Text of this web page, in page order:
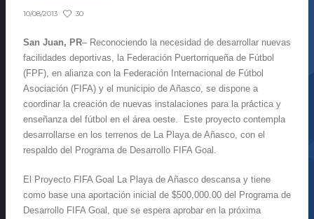
10/08/2013 30
San Juan, PR– Reconociendo la necesidad de desarrollar nuevas
facilidades deportivas, la Federación Puertorriqueña de Fútbol
(FPF), en alianza con la Federación Internacional de Fútbol
Asociación (FIFA) y el municipio de Añasco, se dispone a
coordinar la creación de nuevas instalaciones para la práctica y
enseñanza del fútbol en el área oeste. Este proyecto contempla
desarrollarse en los terrenos de La Playa de Añasco, con el
respaldo del Programa de Desarrollo FIFA Goal.
El Proyecto FIFA Goal La Playa de Añasco descansa y tiene
como base una aportación inicial de $500,000.00 del Programa de
Desarrollo FIFA Goal, que se espera aprobar en la próxima